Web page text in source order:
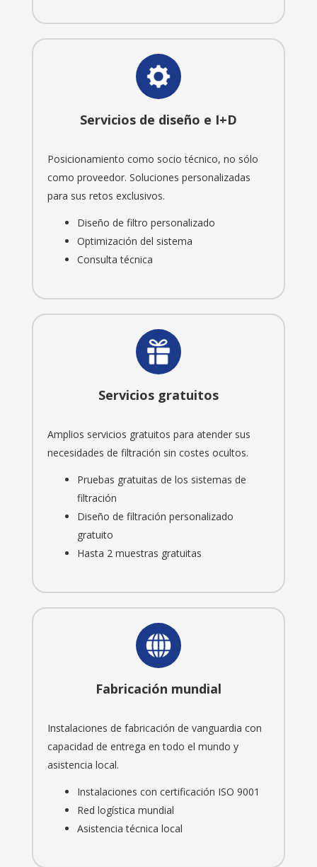
Servicios de diseño e I+D
Posicionamiento como socio técnico, no sólo
como proveedor. Soluciones personalizadas
para sus retos exclusivos.
Diseño de filtro personalizado
Optimización del sistema
Consulta técnica
Servicios gratuitos
Amplios servicios gratuitos para atender sus
necesidades de filtración sin costes ocultos.
Pruebas gratuitas de los sistemas de
filtración
Diseño de filtración personalizado
gratuito
Hasta 2 muestras gratuitas
Fabricación mundial
Instalaciones de fabricación de vanguardia con
capacidad de entrega en todo el mundo y
asistencia local.
Instalaciones con certificación ISO 9001
Red logística mundial
Asistencia técnica local